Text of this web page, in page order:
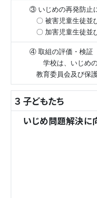
③ いじめの再発防止に
〇 被害児童生徒並び
〇 加害児童生徒並び
④ 取組の評価・検証
学校は、いじめの防
教育委員会及び保護
３ 子どもたち
いじめ問題解決に